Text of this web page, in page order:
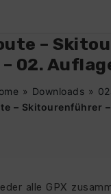
–
– 02.
» Downloads »
– Skitourenführer
alle GPX